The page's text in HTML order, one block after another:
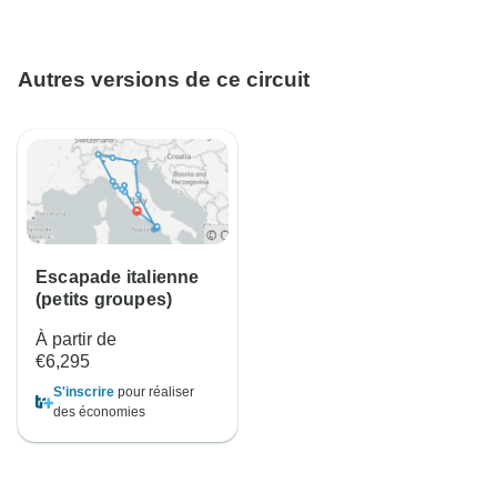
Autres versions de ce circuit
Escapade italienne
(petits groupes)
À partir de
€6,295
S'inscrire pour réaliser
des économies